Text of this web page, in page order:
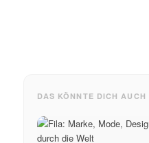
DAS KÖNNTE DICH AUCH